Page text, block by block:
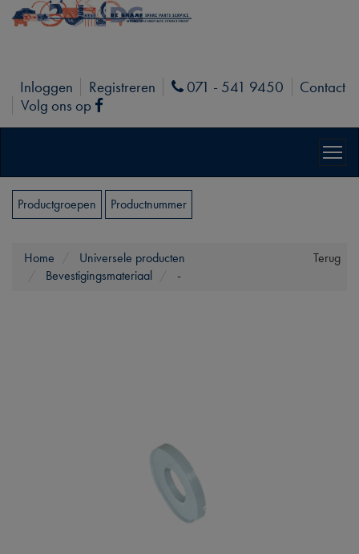
Inloggen Registreren Phone
071 - 541 9450
Contact
Volg ons op
Facebook
Productgroepen Productnummer
Terug
Home
Universele producten
Bevestigingsmateriaal
-